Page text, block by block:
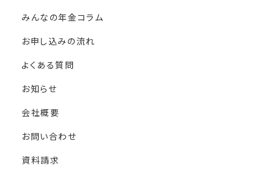
みんなの年金コラム
お申し込みの流れ
よくある質問
お知らせ
会社概要
お問い合わせ
資料請求